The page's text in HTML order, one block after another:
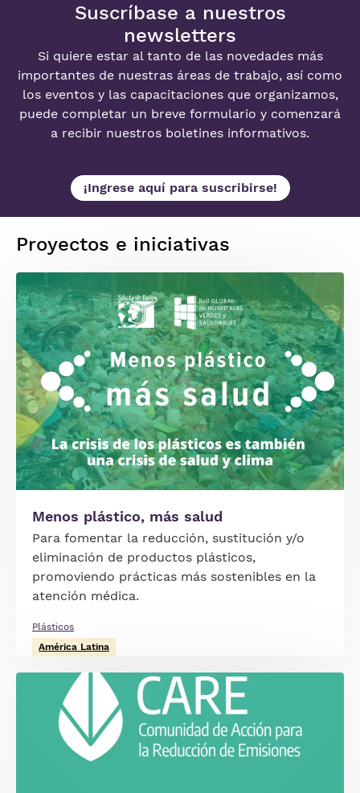
Suscríbase a nuestros
newsletters
Si quiere estar al tanto de las novedades más
importantes de nuestras áreas de trabajo, así como
los eventos y las capacitaciones que organizamos,
puede completar un breve formulario y comenzará
a recibir nuestros boletines informativos.
¡Ingrese aquí para suscribirse!
Proyectos e iniciativas
Menos plástico, más salud
Para fomentar la reducción, sustitución y/o
eliminación de productos plásticos,
promoviendo prácticas más sostenibles en la
atención médica.
Plásticos
América Latina